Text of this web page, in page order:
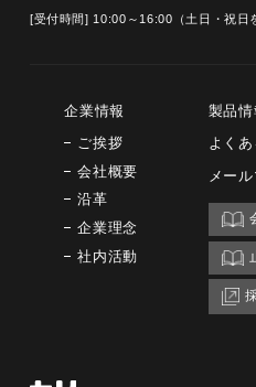
[受付時間] 10:00～16:00（土日・祝日
企業情報
ご挨拶
会社概要
沿革
企業理念
社内活動
製品情
よく
メー